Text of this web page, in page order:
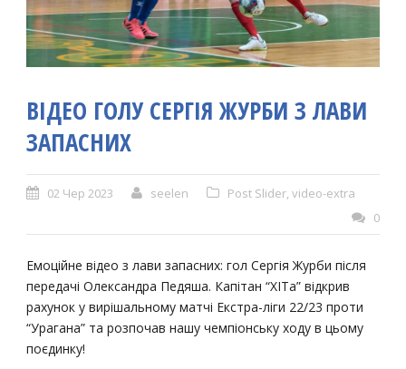
ВІДЕО ГОЛУ СЕРГІЯ ЖУРБИ З ЛАВИ
ЗАПАСНИХ
02 Чер 2023 seelen Post Slider video-extra
0
Емоційне відео з лави запасних: гол Сергія Журби після
передачі Олександра Педяша. Капітан “ХІТа” відкрив
рахунок у вирішальному матчі Екстра-ліги 22/23 проти
“Урагана” та розпочав нашу чемпіонську ходу в цьому
поєдинку!